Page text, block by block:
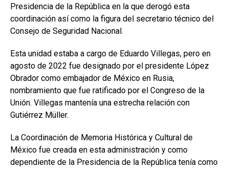
Presidencia de la República en la que derogó esta
coordinación así como la figura del secretario técnico del
Consejo de Seguridad Nacional.
Esta unidad estaba a cargo de Eduardo Villegas, pero en
agosto de 2022 fue designado por el presidente López
Obrador como embajador de México en Rusia,
nombramiento que fue ratificado por el Congreso de la
Unión. Villegas mantenía una estrecha relación con
Gutiérrez Müller.
La Coordinación de Memoria Histórica y Cultural de
México fue creada en esta administración y como
dependiente de la Presidencia de la República tenía como